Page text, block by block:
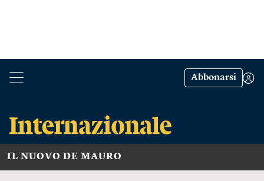
Abbonarsi
IL NUOVO DE MAURO